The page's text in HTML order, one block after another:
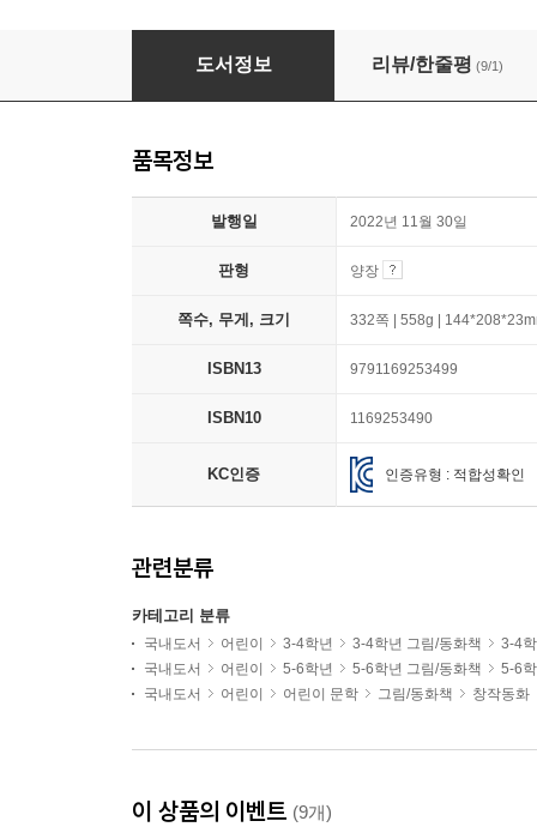
산타봇-0
도서정보 리뷰/한줄평 (9/1)
품목정보
발행일 2022년 11월 30일
판형 양장
쪽수, 무게, 크기 332쪽 | 558g |
ISBN13 9791169253499
ISBN10 1169253490
KC인증 인증유형 : 적합성확인
관련분류
카테고리 분류
국내도서 어린이 3-4학년 3-4학년 그림/동화책
3-4
국내도서
어린이 5-6학년 5-6학년 그림/동화책
5-6
국내도서
어린이 어린이 문학 그림/동화책 창작동화
이 상품의 이벤트 (9개)